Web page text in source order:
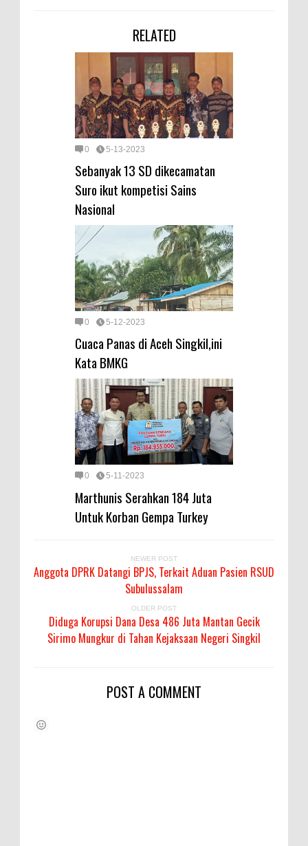
RELATED
0 5-13-2023
Sebanyak 13 SD dikecamatan
Suro ikut kompetisi Sains
Nasional
0 5-12-2023
Cuaca Panas di Aceh Singkil,ini
Kata BMKG
0 5-11-2023
Marthunis Serahkan 184 Juta
Untuk Korban Gempa Turkey
NEWER POST
Anggota DPRK Datangi BPJS, Terkait Aduan Pasien RSUD
Subulussalam
OLDER POST
Diduga Korupsi Dana Desa 486 Juta Mantan Gecik
Sirimo Mungkur di Tahan Kejaksaan Negeri Singkil
POST A COMMENT